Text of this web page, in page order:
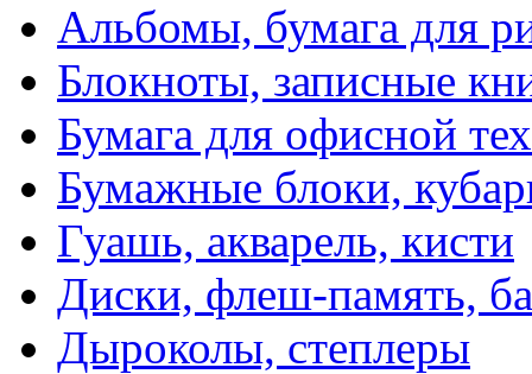
Альбомы, бумага для
Блокноты, записные
Бумага для офисной
Бумажные блоки,
Гуашь, акварель, кисти
Диски, флеш-память,
Дыроколы, степлеры